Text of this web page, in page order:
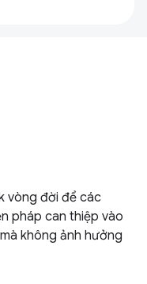
vòng đời để các
pháp can thiệp vào
không ảnh hưởng